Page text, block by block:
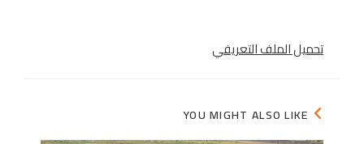
تحميل الملف التعريفي
YOU MIGHT ALSO LIKE